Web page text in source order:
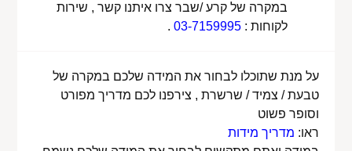
במקרה של קרע /שבר צרו איתנו קשר , שירות
לקוחות :03-7159995
.
על מנת שתוכלו לבחור את המידה שלכם במקרה של
טבעת / צמיד / שרשרת , צירפנו לכם מדריך מפורט
וסופר פשוט
ראו: מדריך מידות